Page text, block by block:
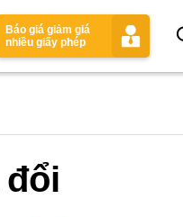
Báo giá giảm giá
nhiều giấy phép